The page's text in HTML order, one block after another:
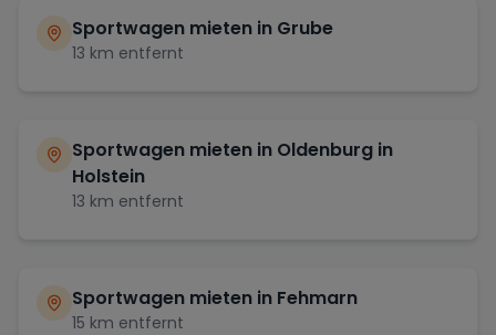
Sportwagen mieten in Grube
13 km entfernt
Sportwagen mieten in Oldenburg in
Holstein
13 km entfernt
Sportwagen mieten in Fehmarn
15 km entfernt